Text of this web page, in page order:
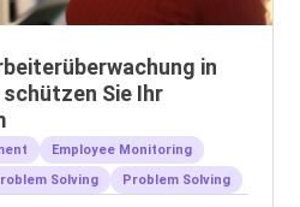
in
Sie Ihr
Employee Monitoring
Solving Problem Solving